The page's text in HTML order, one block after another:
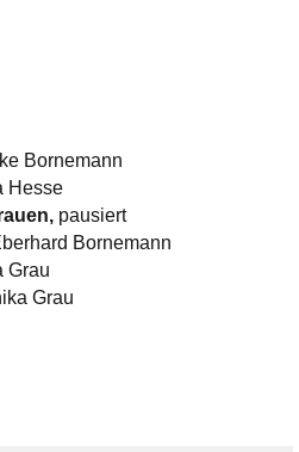
Bornemann
Hesse
pausiert
Bornemann
Grau
Grau